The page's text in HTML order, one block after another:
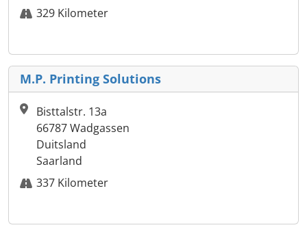
329 Kilometer
M.P. Printing Solutions
Bisttalstr. 13a
66787 Wadgassen
Duitsland
Saarland
337 Kilometer